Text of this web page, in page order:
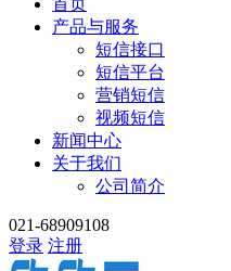
产品与服务
短信接口
短信平台
营销短信
视频短信
新闻中心
关于我们
公司简介
021-68909108
登录 注册